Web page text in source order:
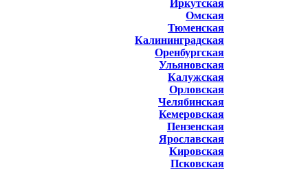
Иркутская
Омская
Тюменская
Калининградская
Оренбургская
Ульяновская
Калужская
Орловская
Челябинская
Кемеровская
Пензенская
Ярославская
Кировская
Псковская